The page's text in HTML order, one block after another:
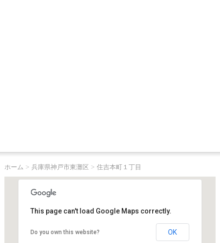
ホーム > 兵庫県神戸市東灘区 > 住吉本町１丁目
This page can't load Google Maps correctly.
Do you own this website? OK